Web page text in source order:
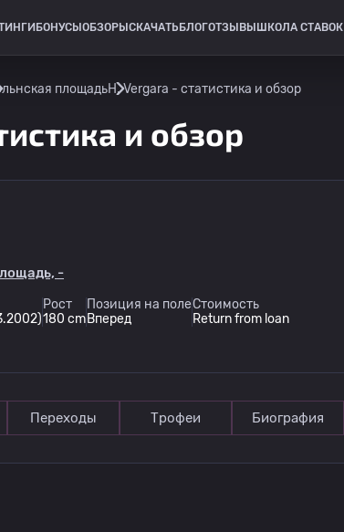
БОНУСЫ ОБЗОРЫ СКАЧАТЬ БЛОГОТЗЫВЫ ШКОЛА СТАВОК
площадьH. Vergara - статистика и обзор
и обзор
-
Рост
180 cm
Позиция на поле
Вперед
Стоимость
Return from loan
Переходы Трофеи Биография